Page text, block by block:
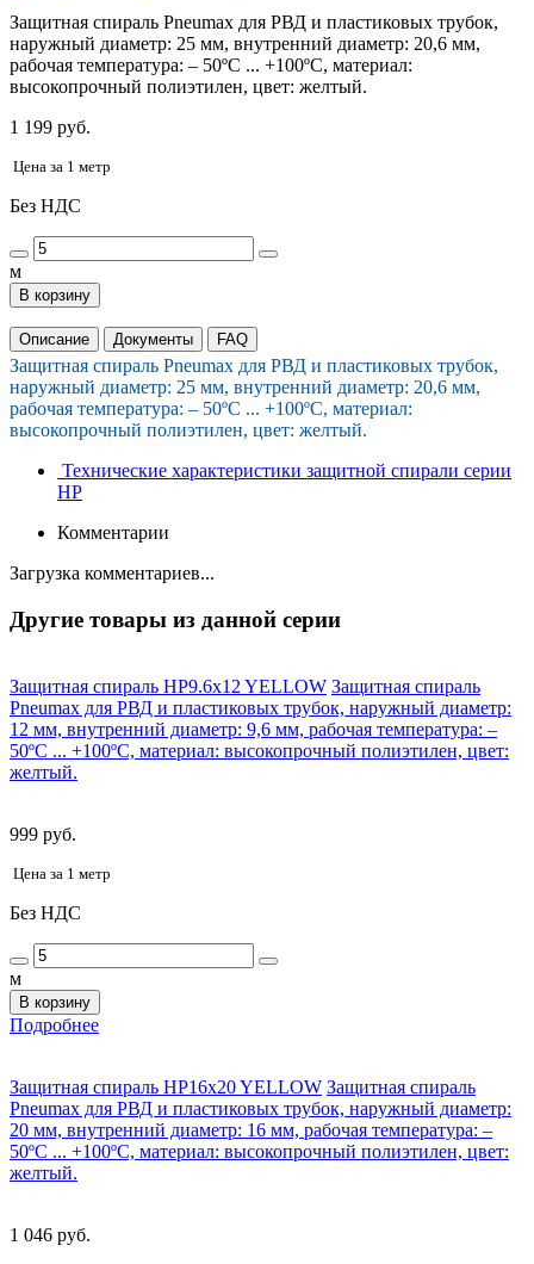
Защитная спираль Pneumax для РВД и пластиковых трубок,
наружный диаметр: 25 мм, внутренний диаметр: 20,6 мм,
рабочая температура: – 50ºС ... +100ºС, материал:
высокопрочный полиэтилен, цвет: желтый.
1 199 руб.
Цена за 1 метр
Без НДС
м
В корзину
Описание Документы FAQ
Защитная спираль Pneumax для РВД и пластиковых трубок,
наружный диаметр: 25 мм, внутренний диаметр: 20,6 мм,
рабочая температура: – 50ºС ... +100ºС, материал:
высокопрочный полиэтилен, цвет: желтый.
Технические характеристики защитной спирали серии
HP
Комментарии
Загрузка комментариев...
Другие товары из данной серии
Защитная спираль HP9.6x12 YELLOW Защитная спираль
Pneumax для РВД и пластиковых трубок, наружный диаметр:
12 мм, внутренний диаметр: 9,6 мм, рабочая температура: –
50ºС ... +100ºС, материал: высокопрочный полиэтилен, цвет:
желтый.
999 руб.
Цена за 1 метр
Без НДС
м
В корзину
Подробнее
Защитная спираль HP16x20 YELLOW Защитная спираль
Pneumax для РВД и пластиковых трубок, наружный диаметр:
20 мм, внутренний диаметр: 16 мм, рабочая температура: –
50ºС ... +100ºС, материал: высокопрочный полиэтилен, цвет:
желтый.
1 046 руб.